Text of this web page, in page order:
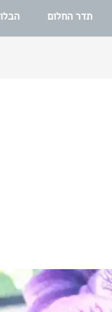
תדר החלום